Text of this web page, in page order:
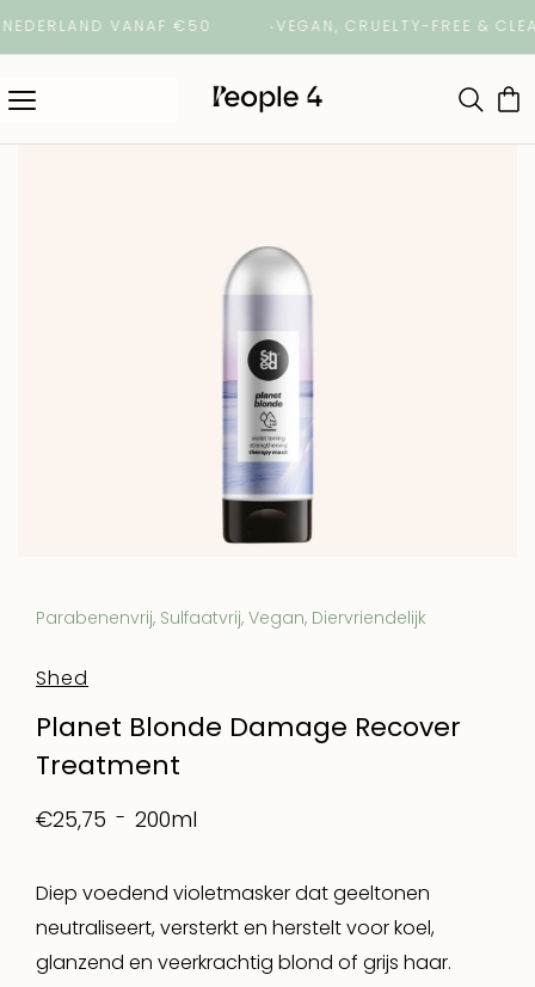
VANAF €50 VEGAN, CRUELTY-FREE & CLEAN
Parabenenvrij, Sulfaatvrij, Vegan, Diervriendelijk
Shed
Planet Blonde Damage Recover
Treatment
€25,75 200ml
Diep voedend violetmasker dat geeltonen
neutraliseert, versterkt en herstelt voor koel,
glanzend en veerkrachtig blond of grijs haar.